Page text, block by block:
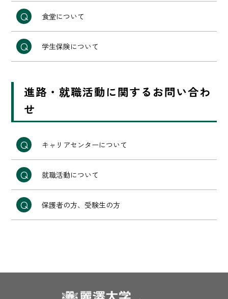
食堂について
学生保険について
進路・就職活動に関するお問い合わ
せ
キャリアセンターについて
就職活動について
保護者の方、受験生の方